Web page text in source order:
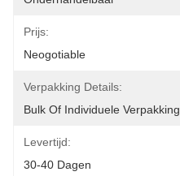
Prijs:
Neogotiable
Verpakking Details:
Bulk Of Individuele Verpakking
Levertijd:
30-40 Dagen